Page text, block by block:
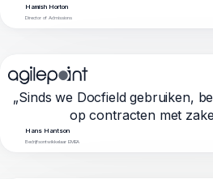
Hamish Horton
Director of Admissions
„Sinds we Docfield gebruiken,
op contracten met
Hans Hantson
Bedrijfsontwikkelaar EMEA